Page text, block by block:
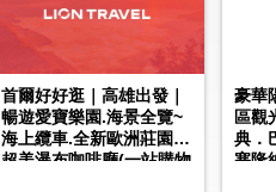
首爾好好逛｜高雄出發｜
暢遊愛寶樂園.海景全覽~
海上纜車.全新歐洲莊園.
超美瀑布咖啡廳(一站購物
豪華
區觀
典．
塞隆